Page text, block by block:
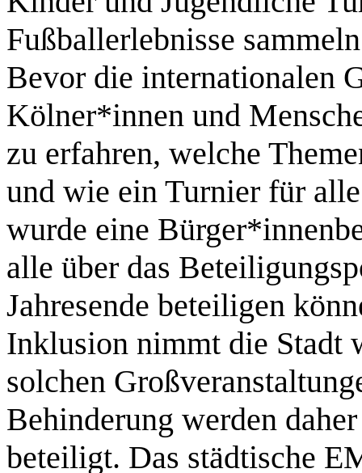
Fußballerlebnisse
Bevor die internationalen
Kölner*innen und
zu erfahren, welche
und wie ein Turnier für
wurde eine
alle über das
Jahresende beteiligen
Inklusion nimmt die Stadt
solchen
Behinderung werden
beteiligt. Das städtische